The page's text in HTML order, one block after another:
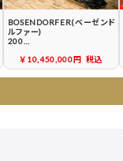
BOSENDORFER(ベーゼンド
ルファー)
200
￥10,450,000円
税込